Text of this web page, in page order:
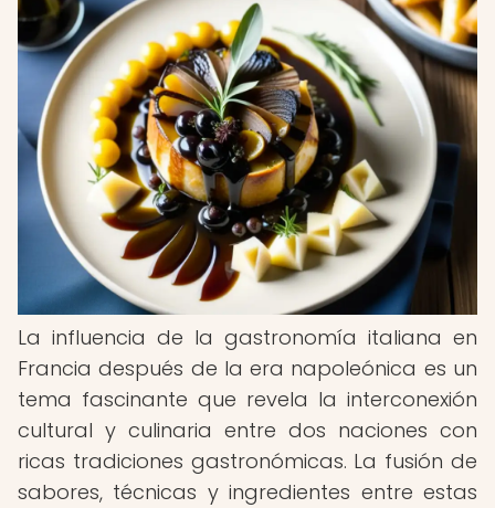
La influencia de la gastronomía italiana en
Francia después de la era napoleónica es un
tema fascinante que revela la interconexión
cultural y culinaria entre dos naciones con
ricas tradiciones gastronómicas. La fusión de
sabores, técnicas y ingredientes entre estas